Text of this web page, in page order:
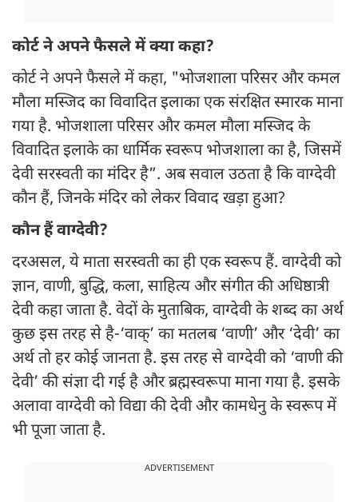
कोर्ट ने अपने फैसले में क्या कहा?
कोर्ट ने अपने फैसले में कहा, "भोजशाला परिसर और कमल
मौला मस्जिद का विवादित इलाका एक संरक्षित स्मारक माना
गया है. भोजशाला परिसर और कमल मौला मस्जिद के
विवादित इलाके का धार्मिक स्वरूप भोजशाला का है, जिसमें
देवी सरस्वती का मंदिर है”. अब सवाल उठता है कि वाग्देवी
कौन हैं, जिनके मंदिर को लेकर विवाद खड़ा हुआ?
कौन हैं वाग्देवी?
दरअसल, ये माता सरस्वती का ही एक स्वरूप हैं. वाग्देवी को
ज्ञान, वाणी, बुद्धि, कला, साहित्य और संगीत की अधिष्ठात्री
देवी कहा जाता है. वेदों के मुताबिक, वाग्देवी के शब्द का अर्थ
कुछ इस तरह से है-‘वाक्’ का मतलब ‘वाणी’ और ‘देवी’ का
अर्थ तो हर कोई जानता है. इस तरह से वाग्देवी को ‘वाणी की
देवी’ की संज्ञा दी गई है और ब्रह्मस्वरूपा माना गया है. इसके
अलावा वाग्देवी को विद्या की देवी और कामधेनु के स्वरूप में
भी पूजा जाता है.
ADVERTISEMENT